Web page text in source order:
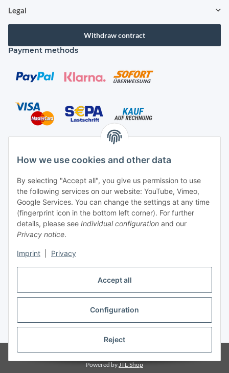
Accept all
Configuration
Reject
How we use cookies and other data
By selecting "Accept all", you give us permission to use
the following services on our website: YouTube, Vimeo,
Google Services. You can change the settings at any time
(fingerprint icon in the bottom left corner). For further
details, please see Individual configuration and our
Privacy notice.
Imprint Privacy
Legal
Withdraw contract
Payment methods
Contact
Mayaadi Home
Max-Planck-Str. 34
61184 Karben
Germany
Telephone: +49-6039-938080
info@mayaadi-home.de
* All prices incl. VAT, plusshipping fees
© Mayaadi Home
Powered by JTL-Shop